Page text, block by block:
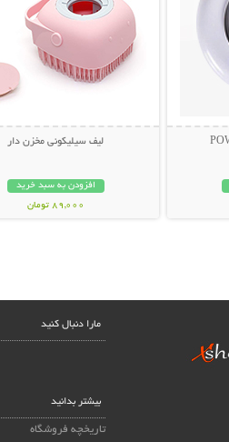
لیف سیلیکونی مخزن دار
افزودن به سبد خرید
89,000 تومان
مارا دنبال کنید
بیشتر بدانید
تاریخچه فروشگاه